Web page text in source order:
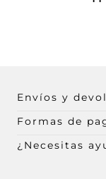
Envíos y
Formas de
¿Necesitas